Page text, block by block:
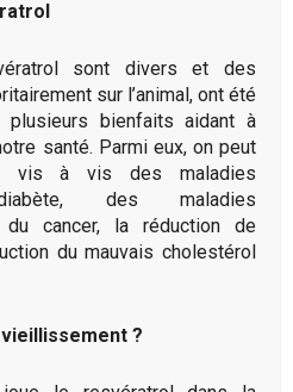
sont divers et des
sur l’animal, ont été
plusieurs bienfaits aidant à
santé. Parmi eux, on peut
vis à vis des maladies
des maladies
du cancer, la réduction de
du mauvais cholestérol
?